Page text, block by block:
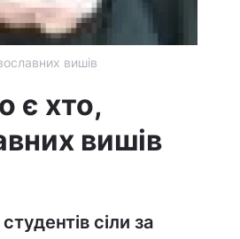
вишів
є хто,
вишів
сіли за